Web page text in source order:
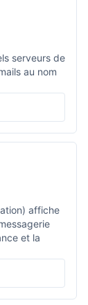
serveurs de
au nom
affiche
et la